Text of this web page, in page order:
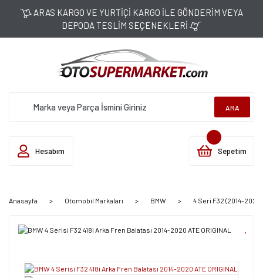
ARAS KARGO VE YURTİÇİ KARGO İLE GÖNDERİM VEYA
DEPODA TESLİM SEÇENEKLERİ
ARA
Hesabım Sepetim
Anasayfa Otomobil Markaları BMW 4 Seri F32 (2014-2020)